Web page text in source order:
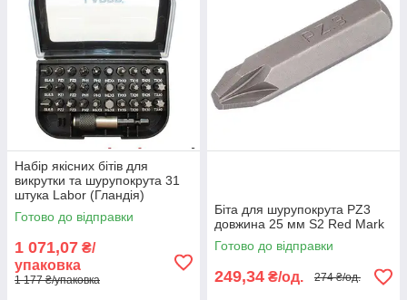
Набір якісних бітів для
викрутки та шурупокрута 31
штука Labor (Гландія)
Готово до відправки
1 071,07 ₴/
упаковка
1 177 ₴/упаковка
Біта для шурупокрута PZ3
довжина 25 мм S2 Red Mark
Готово до відправки
249,34 ₴/од. 274 ₴/од.